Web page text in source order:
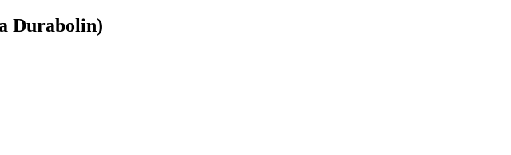
Durabolin)